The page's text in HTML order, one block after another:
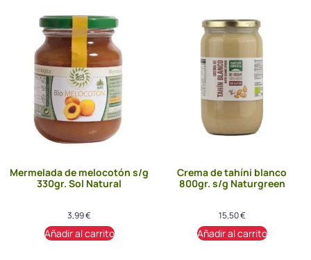
Mermelada de melocotón s/g
330gr. Sol Natural
3,99€
Añadir al carrito
Crema de tahíni blanco
800gr. s/g Naturgreen
15,50€
Añadir al carrito